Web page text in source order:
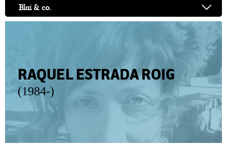
Blai & co.
RAQUEL ESTRADA ROIG
(1984-)